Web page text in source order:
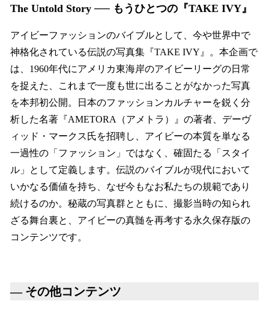
The Untold Story ── もうひとつの『TAKE IVY』
アイビーファッションのバイブルとして、今や世界中で
神格化されている伝説の写真集『TAKE IVY』。本企画で
は、1960年代にアメリカ東海岸のアイビーリーグの日常
を捉えた、これまで一度も世に出ることがなかった写真
を本邦初公開。日本のファッションカルチャーを鋭く分
析した名著『AMETORA（アメトラ）』の著者、デーヴ
ィッド・マークス氏を招聘し、アイビーの本質を単なる
一過性の「ファッション」ではなく、確固たる「スタイ
ル」として定義します。伝説のバイブルが現代において
いかなる価値を持ち、なぜ今もなお私たちの規範であり
続けるのか。秘蔵の写真群とともに、撮影当時の知られ
ざる舞台裏と、アイビーの真髄を再考する永久保存版の
コンテンツです。
— その他コンテンツ